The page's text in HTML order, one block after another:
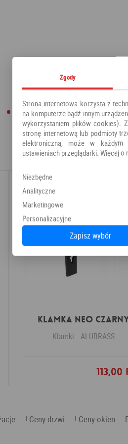
Klamka NEO
Klamki ALUBRASS
113,00
Dodaj do
! Ceny drzwi ! Ceny okien
Zgody
Strona internetowa korzysta z
na komputerze bądź innym
wykorzystaniem plików cookies).
stronę internetową lub podmioty
elektroniczną, może w każdym
ustawieniach przeglądarki. Więcej
Niezbędne
Analityczne
Marketingowe
Personalizacyjne
Zapisz wybór